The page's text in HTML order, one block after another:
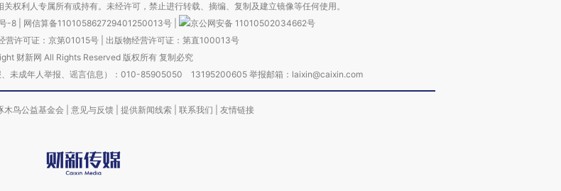
权利人专属所有或持有。未经许可，禁止进行转载、摘编、复制及建立镜像等任何使用。
-8 网信算备110105862729401250013号
京公网安备 11010502034662号
营许可证：京第01015号| 出版物经营许可证：第直100013号
财新网 All Rights Reserved 版权所有 复制必究
、未成年人举报、谣言信息）：010-85905050 13195200605 举报邮箱：laixin@caixin.com
木鸟公益基金会 意见与反馈 提供新闻线索 联系我们 友情链接